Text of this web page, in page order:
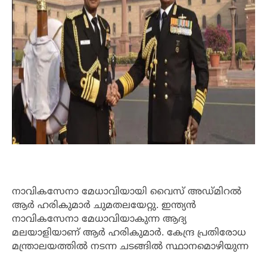
നാവികസേനാ മേധാവിയായി വൈസ് അഡ്‌മിറൽ
ആർ ഹരികുമാർ ചുമതലയേറ്റു. ഇന്ത്യൻ
നാവികസേനാ മേധാവിയാകുന്ന ആദ്യ
മലയാളിയാണ് ആർ ഹരികുമാർ. കേന്ദ്ര പ്രതിരോധ
മന്ത്രാലയത്തിൽ നടന്ന ചടങ്ങിൽ സ്ഥാനമൊഴിയുന്ന